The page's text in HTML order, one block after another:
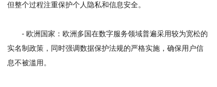
但整个过程注重保护个人隐私和信息安全。
- 欧洲国家：欧洲多国在数字服务领域普遍采用较为宽松的
实名制政策，同时强调数据保护法规的严格实施，确保用户信
息不被滥用。